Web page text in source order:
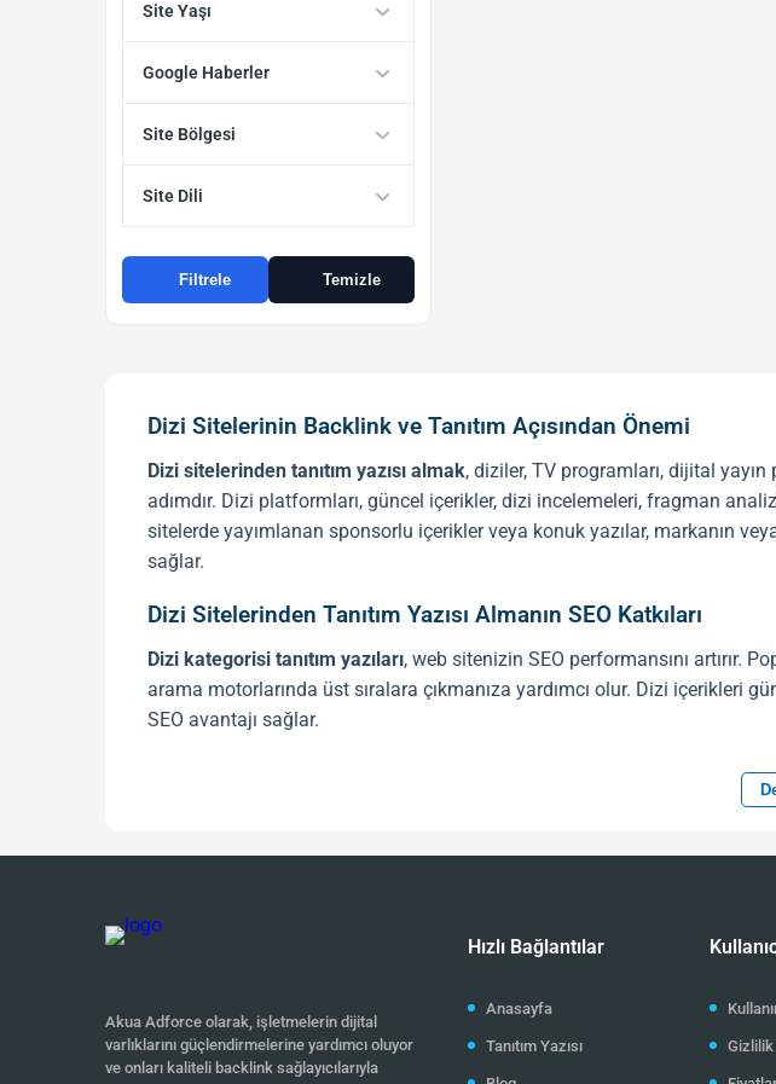
Site Yaşı
Google Haberler
Site Bölgesi
Site Dili
Filtrele Temizle
Dizi Sitelerinin Backlink ve Tanıtım Açısından Önemi
Dizi sitelerinden tanıtım yazısı almak, diziler, TV programları, dijital
adımdır. Dizi platformları, güncel içerikler, dizi incelemeleri, fragman
sitelerde yayımlanan sponsorlu içerikler veya konuk yazılar, markanın
sağlar.
Dizi Sitelerinden Tanıtım Yazısı Almanın SEO Katkıları
Dizi kategorisi tanıtım yazıları, web sitenizin SEO performansını artırır.
arama motorlarında üst sıralara çıkmanıza yardımcı olur. Dizi içerikleri
SEO avantajı sağlar.
, güvenilir ve otoriter platformlardan
Popüler dizi sitelerinde yayımlanan tanıtım yazıları, Google tarafından
Dizi Tanıtım Yazıları ile Marka veya Yayın Platformu
Dizi sitelerinden alınan tanıtım yazıları için değil, marka
Akua Adforce olarak, işletmelerin dijital
varlıklarını güçlendirmelerine yardımcı oluyor
ve onları kaliteli backlink sağlayıcılarıyla
Hızlı Bağlantılar
Anasayfa
Tanıtım Yazısı Gizlilik